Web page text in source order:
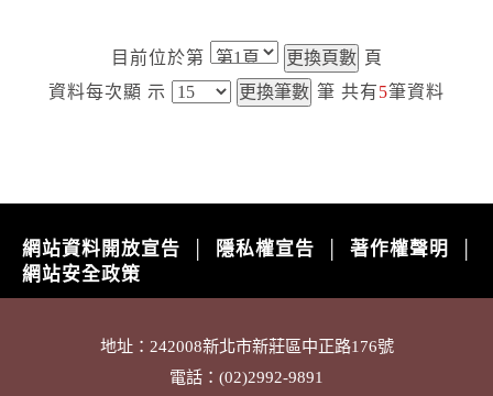
目前位於第
頁
資料每次顯 示 筆 共有5筆資料
網站資料開放宣告 隱私權宣告 著作權聲明
網站安全政策
地址：242008新北市新莊區中正路176號
電話：(02)2992-9891